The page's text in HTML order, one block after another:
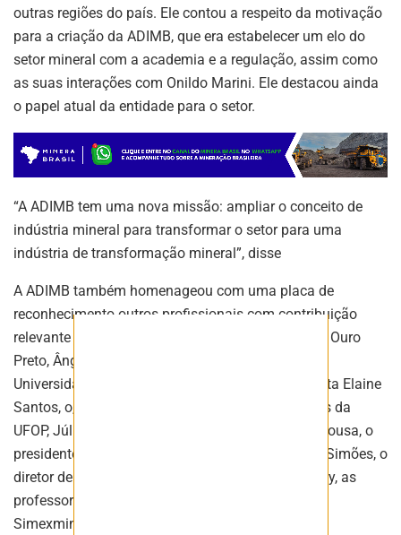
outras regiões do país. Ele contou a respeito da motivação
para a criação da ADIMB, que era estabelecer um elo do
setor mineral com a academia e a regulação, assim como
as suas interações com Onildo Marini. Ele destacou ainda
o papel atual da entidade para o setor.
“A ADIMB tem uma nova missão: ampliar o conceito de
indústria mineral para transformar o setor para uma
indústria de transformação mineral”, disse
A ADIMB também homenageou com uma placa de
reconhecimento outros profissionais com contribuição
relevante ao setor mineral. Entre eles o prefeito de Ouro
Preto, Ângelo Oswaldo Santos, a vice-reitora da
Universidade Federal de Ouro Preto (UFOP), Roberta Elaine
Santos, o, gerente do centro de artes e convenções da
UFOP, Júlio Pena, o diretor geral da ANM, Mauro Sousa, o
presidente do Serviço Geológico do Brasil, Vilmar Simões, o
diretor de Assuntos Minerários do Ibram, Júlio Nery, as
professoras que coordenaram a sessão pôster do
Simexmin, Lydia Maria Lobato e Rosaline Cristina
ASSINE NOSSA
NEWSLETTER
notíciase inovações do setor mineral